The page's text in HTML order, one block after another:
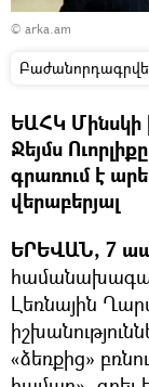
© arka.am
ԵԱՀԿ
Ջեյմս
գրառում է
վերաբերյալ
ԵՐԵՎԱՆ, 7
Լեռնային
«ձեռքից»